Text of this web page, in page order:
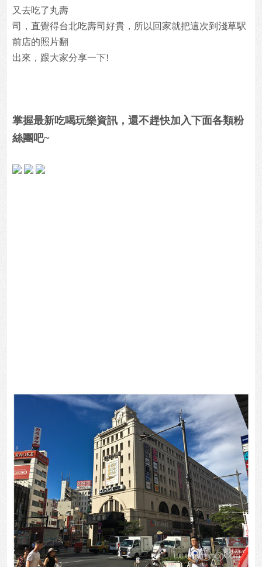
又去吃了丸壽
司，直覺得台北吃壽司好貴，所以回家就把這次到淺草駅
前店的照片翻
出來，跟大家分享一下!
掌握最新吃喝玩樂資訊，還不趕快加入下面各類粉
絲團吧~